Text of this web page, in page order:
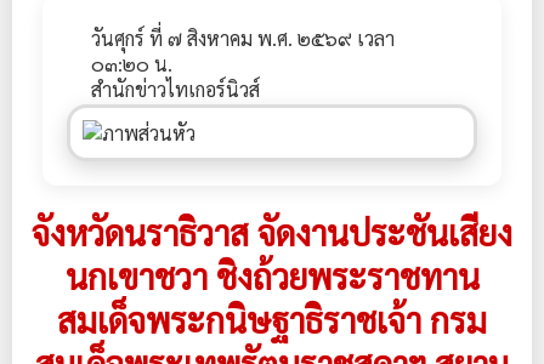
วันศุกร์ ที่ ๗ สิงหาคม พ.ศ. ๒๕๖๙ เวลา
๐๓:๒๐ น.
สำนักข่าวไทเกอร์นิวส์
จังหวัดนราธิวาส จัดงานประชันเสียง
นกเขาชวา ชิงถ้วยพระราชทาน
สมเด็จพระกนิษฐาธิราชเจ้า กรม